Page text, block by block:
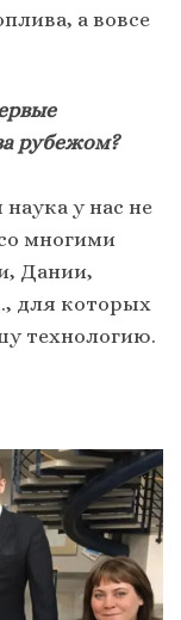
а вовсе
рубежом?
у нас не
многими
Дании,
для которых
технологию.